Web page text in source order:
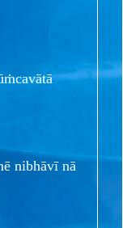
nibhāvī nā